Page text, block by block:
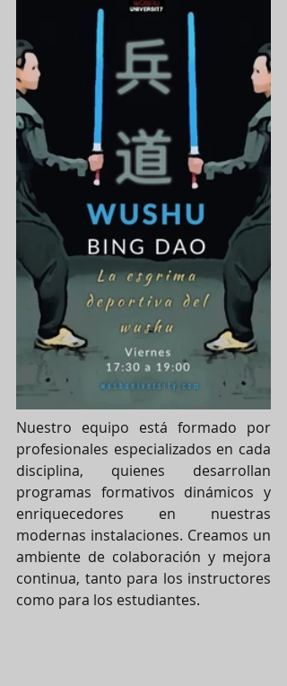
Nuestro equipo está formado por
profesionales especializados en cada
disciplina, quienes desarrollan
programas formativos dinámicos y
enriquecedores en nuestras
modernas instalaciones. Creamos un
ambiente de colaboración y mejora
continua, tanto para los instructores
como para los estudiantes.